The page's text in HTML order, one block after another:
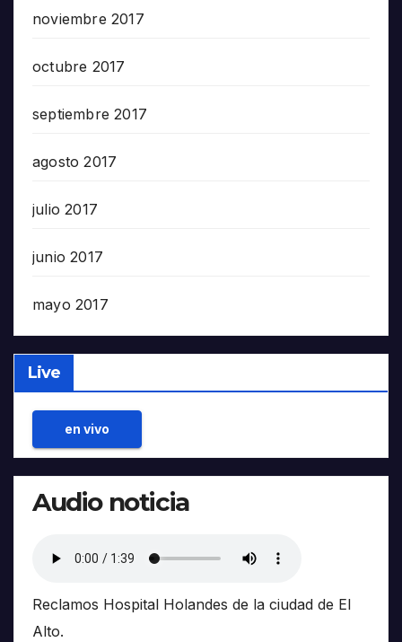
noviembre 2017
octubre 2017
septiembre 2017
agosto 2017
julio 2017
junio 2017
mayo 2017
Live
en vivo
Audio noticia
Reclamos Hospital Holandes de la ciudad de El
Alto.